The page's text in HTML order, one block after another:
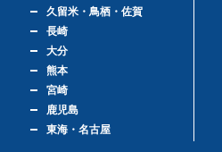
久留米・鳥栖・佐賀
長崎
大分
熊本
宮崎
鹿児島
東海・名古屋